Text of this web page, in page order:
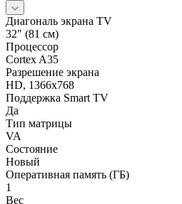
Диагональ экрана TV
32" (81 см)
Процессор
Cortex A35
Разрешение экрана
HD, 1366x768
Поддержка Smart TV
Да
Тип матрицы
VA
Состояние
Новый
Оперативная память (ГБ)
1
Вес